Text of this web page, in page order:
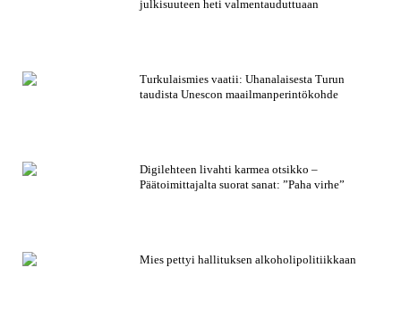
julkisuuteen heti valmentauduttuaan
Turkulaismies vaatii: Uhanalaisesta Turun
taudista Unescon maailmanperintökohde
Digilehteen livahti karmea otsikko –
Päätoimittajalta suorat sanat: ”Paha virhe”
Mies pettyi hallituksen alkoholipolitiikkaan